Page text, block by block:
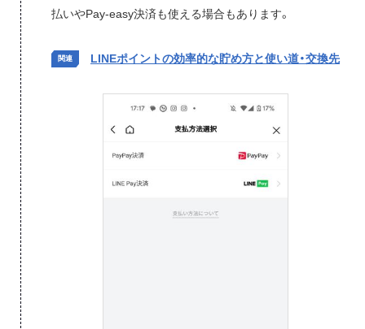
払いやPay-easy決済も使える場合もあります。
LINEポイントの効率的な貯め方と使い道・交換先